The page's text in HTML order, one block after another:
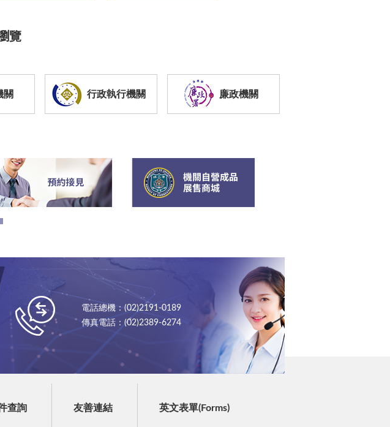
覽
關 行政執行機關 廉政機關
電話總機：(02)2191-0189
傳真電話：(02)2389-6274
查詢 友善連結 英文表單(Forms)